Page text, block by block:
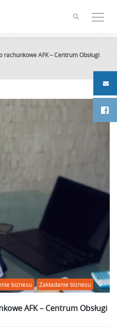
rachunkowe AFK – Centrum Obsługi
biznesu Zakładanie biznesu
AFK – Centrum Obsługi